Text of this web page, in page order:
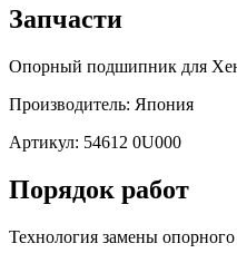
Запчасти
Опорный подшипник для
Производитель: Япония
Артикул: 54612 0U000
Порядок работ
Технология замены